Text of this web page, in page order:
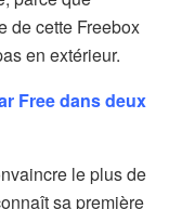
de cette Freebox
en extérieur.
Free dans deux
le plus de
sa première